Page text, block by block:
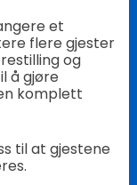
et
flere gjester
og
å gjøre
komplett
til at gjestene